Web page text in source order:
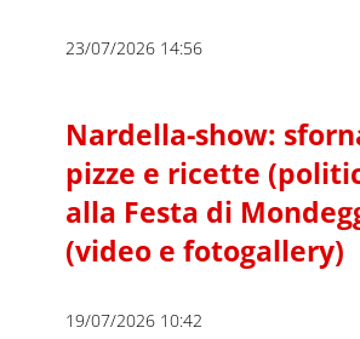
23/07/2026 14:56
Nardella-show:
pizze e ricette
alla Festa di
(video e fotogallery)
19/07/2026 10:42